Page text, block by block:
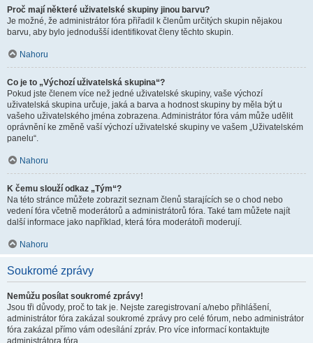
Proč mají některé uživatelské skupiny jinou barvu?
Je možné, že administrátor fóra přiřadil k členům určitých skupin nějakou
barvu, aby bylo jednodušší identifikovat členy těchto skupin.
Nahoru
Co je to „Výchozí uživatelská skupina“?
Pokud jste členem více než jedné uživatelské skupiny, vaše výchozí
uživatelská skupina určuje, jaká a barva a hodnost skupiny by měla být u
vašeho uživatelského jména zobrazena. Administrátor fóra vám může udělit
oprávnění ke změně vaší výchozí uživatelské skupiny ve vašem „Uživatelském
panelu“.
Nahoru
K čemu slouží odkaz „Tým“?
Na této stránce můžete zobrazit seznam členů starajících se o chod nebo
vedení fóra včetně moderátorů a administrátorů fóra. Také tam můžete najít
další informace jako například, která fóra moderátoři moderují.
Nahoru
Soukromé zprávy
Nemůžu posílat soukromé zprávy!
Jsou tři důvody, proč to tak je. Nejste zaregistrovaní a/nebo přihlášení,
administrátor fóra zakázal soukromé zprávy pro celé fórum, nebo administrátor
fóra zakázal přímo vám odesílání zpráv. Pro více informací kontaktujte
administrátora fóra.